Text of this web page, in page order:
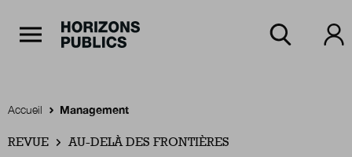
Accueil
Accueil Management
REVUE AU-DELÀ DES FRONTIÈRES